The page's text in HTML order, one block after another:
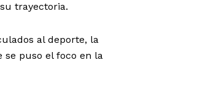
trayectoria.
al deporte, la
se puso el foco en la